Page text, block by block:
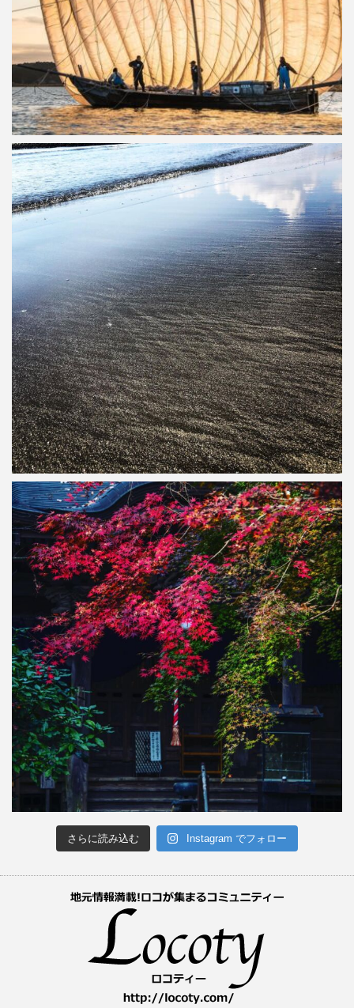
さらに読み込む Instagram でフォロー